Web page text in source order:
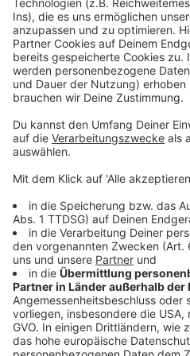
Zustimmung,
Video-
Wir verwenden
Drittanbieters,
einzubetten.
Daten zu
sammeln. Bitte
Nutzung des
Mehr
powered by
Nach wochenlangem
neuen Ohrwurm - "Head
ist die zweite offizielle
bald erscheinenden Album "I
Anzeige